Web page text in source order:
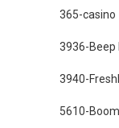
365-casino
3936-Beep
3940-
5610-